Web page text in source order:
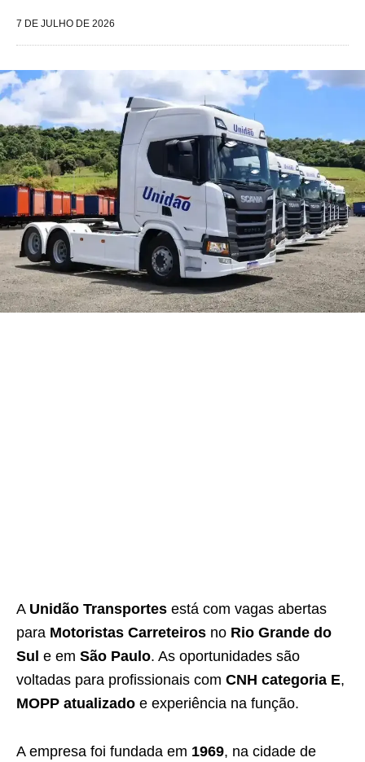
7 DE JULHO DE 2026
A Unidão Transportes está com vagas abertas
para Motoristas Carreteiros no Rio Grande do
Sul e em São Paulo. As oportunidades são
voltadas para profissionais com CNH categoria E,
MOPP atualizado e experiência na função.
A empresa foi fundada em 1969, na cidade de